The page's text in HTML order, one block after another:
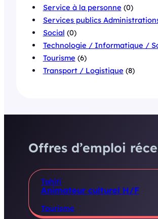
Service à la personne (0)
Services publics
Social (0)
Technologie / Informatique /
Tourisme (6)
Transport / Logistique (8)
Offres d’emploi
Tahiti
Animateur culturel H/F
Tourisme